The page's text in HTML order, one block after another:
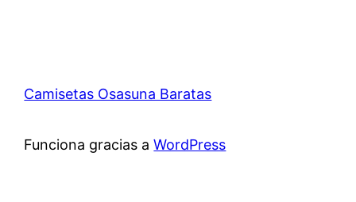
Camisetas Osasuna Baratas
Funciona gracias aWordPress